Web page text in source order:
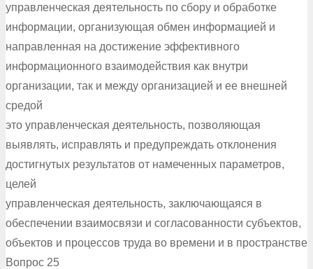
управленческая деятельность по сбору и обработке
информации, организующая обмен информацией и
направленная на достижение эффективного
информационного взаимодействия как внутри
организации, так и между организацией и ее внешней
средой
это управленческая деятельность, позволяющая
выявлять, исправлять и предупреждать отклонения
достигнутых результатов от намеченных параметров,
целей
управленческая деятельность, заключающаяся в
обеспечении взаимосвязи и согласованности субъектов,
объектов и процессов труда во времени и в пространстве
Вопрос 25